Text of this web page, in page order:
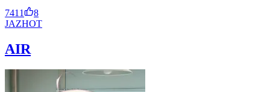
7411
8
JAZHOT
AIR